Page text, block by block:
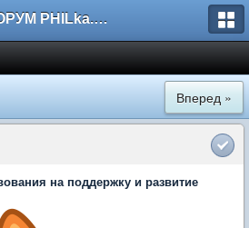
ФОРУМ PHILka.RU
Вперед »
на поддержку и развитие